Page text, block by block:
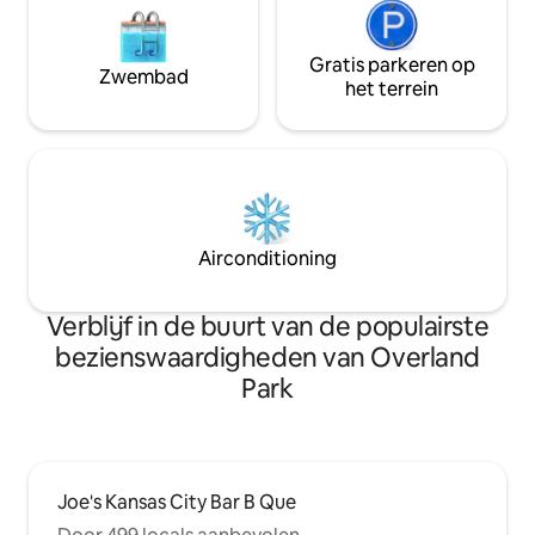
Zwembad
Gratis parkeren op
het terrein
Airconditioning
Verblijf in de buurt van de populairste
bezienswaardigheden van Overland
Park
Joe's Kansas City Bar B Que